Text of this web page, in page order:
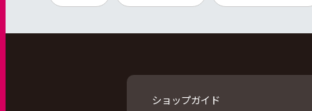
ショップガイド